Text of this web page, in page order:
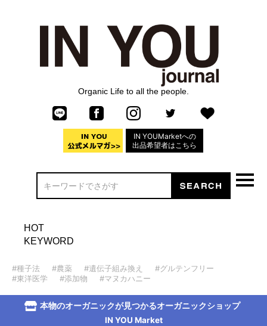
Organic Life to all the people.
IN YOUMarketへの
出品希望者はこちら
HOT
KEYWORD
#種子法 #農薬 #遺伝子組み換え
#グルテンフリー
#東洋医学
#添加物 #マヌカハニー
本物のオーガニックが見つかるオーガニックショップ
IN YOU Market